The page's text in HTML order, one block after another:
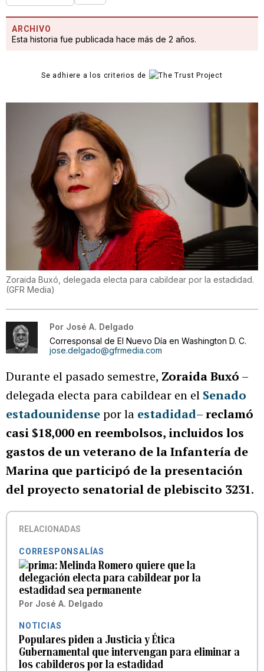
ARCHIVO
Esta historia fue publicada hace más de 2 años.
Se adhiere a los criterios de
Zoraida Buxó, delegada electa para cabildear por la estadidad.
(GFR Media)
Por José A. Delgado
Corresponsal de El Nuevo Día en Washington D. C.
jose.delgado@gfrmedia.com
Durante el pasado semestre, Zoraida Buxó –
delegada electa para cabildear en el Senado
estadounidensepor la estadidad–reclamó
casi $18,000 en reembolsos, incluidos los
gastos de un veterano de la Infantería de
Marina que participó de la presentación
del proyecto senatorial de plebiscito 3231.
RELACIONADAS
CORRESPONSALÍAS
Melinda Romero quiere que la
delegación electa para cabildear por la
estadidad sea permanente
Por José A. Delgado
NOTICIAS
Populares piden a Justicia y Ética
Gubernamental que intervengan para eliminar a
los cabilderos por la estadidad